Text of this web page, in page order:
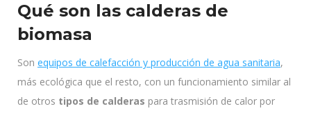
Qué son las calderas de
biomasa
Son equipos de calefacción y producción de agua sanitaria,
más ecológica que el resto, con un funcionamiento similar al
de otros tipos de calderas para trasmisión de calor por